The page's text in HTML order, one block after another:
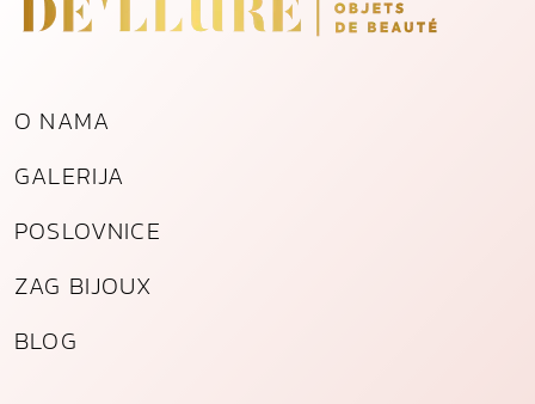
o
e
i
a
o
i
O NAMA
GALERIJA
POSLOVNICE
ZAG BIJOUX
BLOG